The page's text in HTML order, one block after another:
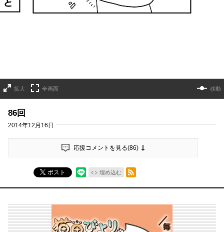
拡大 全画面 移動
86回
2014年12月16日
応援コメントを見る(86)
ポスト 埋め込む
RSSフィード